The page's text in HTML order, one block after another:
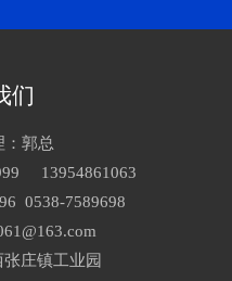
们
：郭总
13954861063
0538-7589698
庄镇工业园